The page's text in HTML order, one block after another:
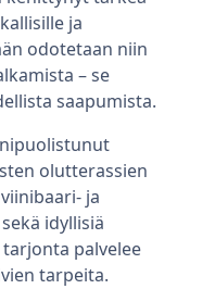
ja
odotetaan niin
– se
saapumista.
olutterassien
ja
idyllisiä
palvelee
tarpeita.